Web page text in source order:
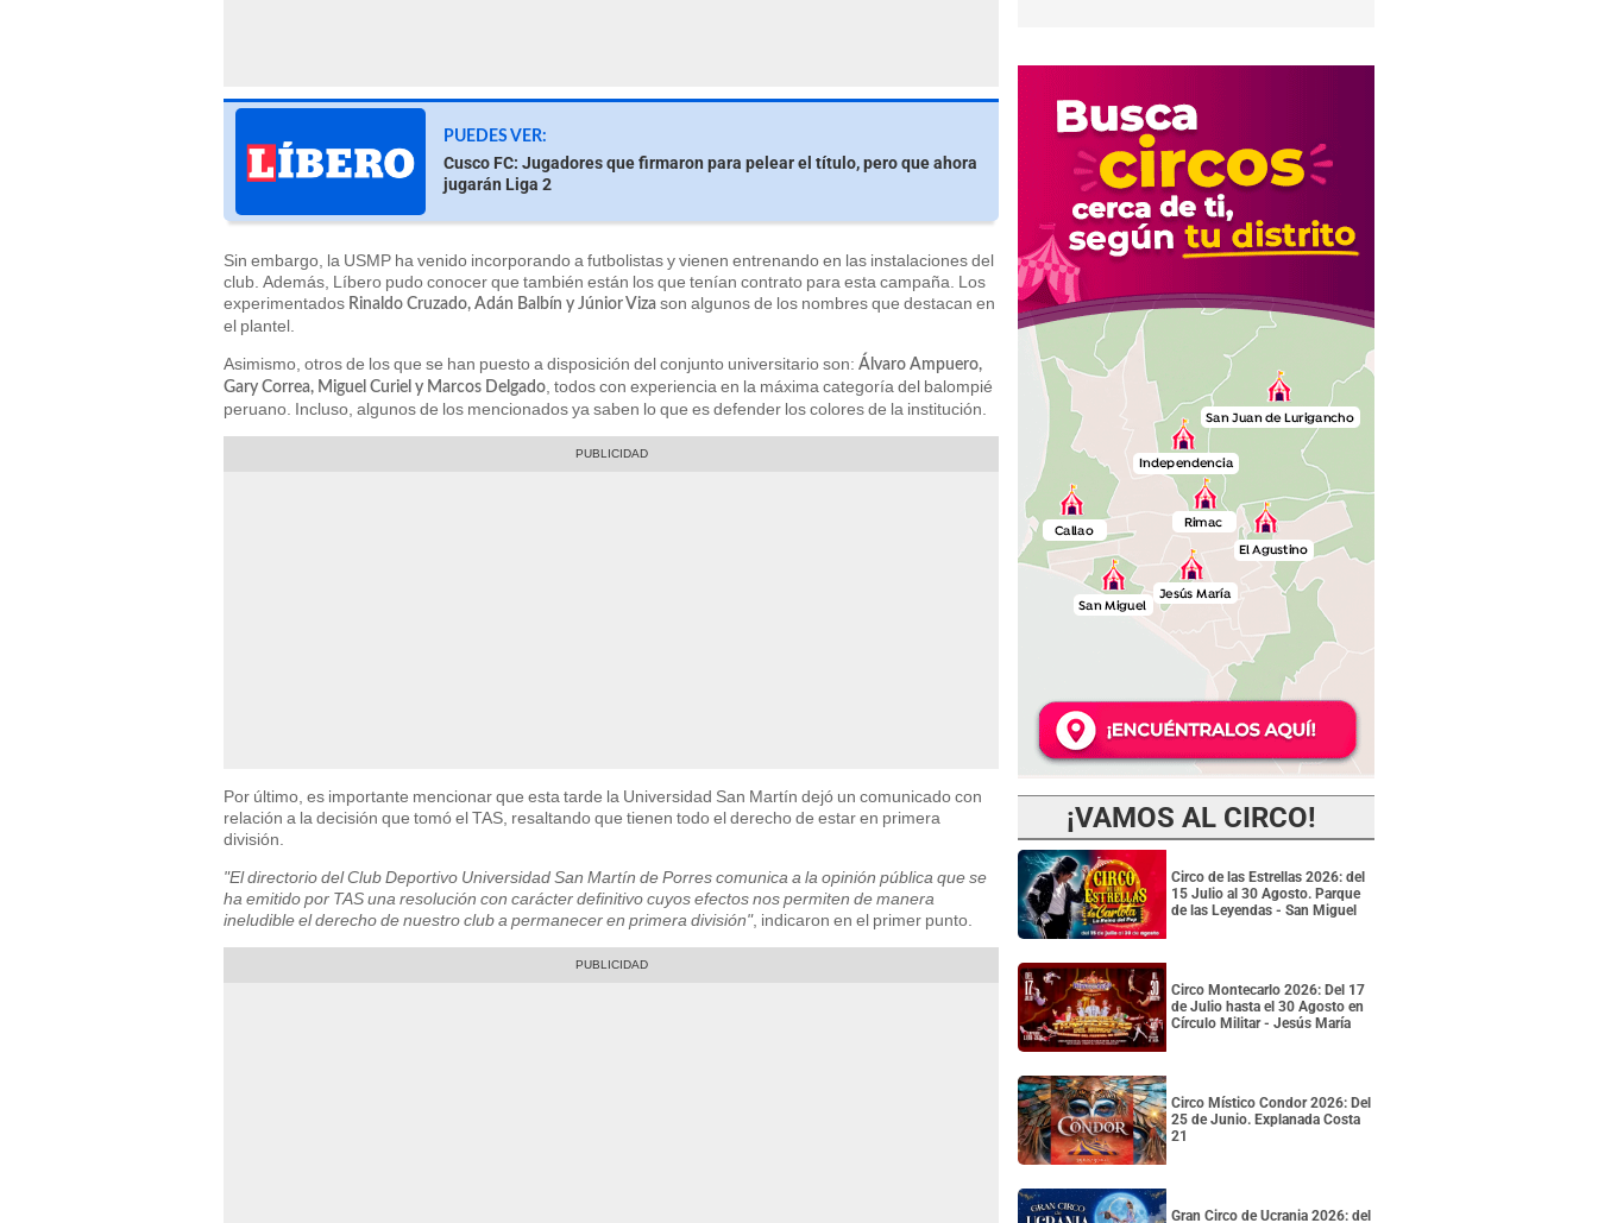
PUEDES VER:
Cusco FC: Jugadores que firmaron para pelear el título, pero que ahora
jugarán Liga 2
Sin embargo, la USMP ha venido incorporando a futbolistas y vienen entrenando en las instalaciones del
club. Además, Líbero pudo conocer que también están los que tenían contrato para esta campaña. Los
experimentados Rinaldo Cruzado, Adán Balbín y Júnior Viza son algunos de los nombres que destacan en
el plantel.
Asimismo, otros de los que se han puesto a disposición del conjunto universitario son: Álvaro Ampuero,
Gary Correa, Miguel Curiel y Marcos Delgado , todos con experiencia en la máxima categoría del balompié
peruano. Incluso, algunos de los mencionados ya saben lo que es defender los colores de la institución.
Por último, es importante mencionar que esta tarde la Universidad San Martín dejó un comunicado con
relación a la decisión que tomó el TAS, resaltando que tienen todo el derecho de estar en primera
división.
"El directorio del Club Deportivo Universidad San Martín de Porres comunica a la opinión pública que se
ha emitido por TAS una resolución con carácter definitivo cuyos efectos nos permiten de manera
ineludible el derecho de nuestro club a permanecer en primera división", indicaron en el primer punto.
¡VAMOS AL CIRCO!
Circo de las Estrellas 2026: del
15 Julio al 30 Agosto. Parque
de las Leyendas - San Miguel
Circo Montecarlo 2026: Del 17
de Julio hasta el 30 Agosto en
Círculo Militar - Jesús María
Circo Místico Condor 2026: Del
25 de Junio. Explanada Costa
21
Gran Circo de Ucrania 2026: del